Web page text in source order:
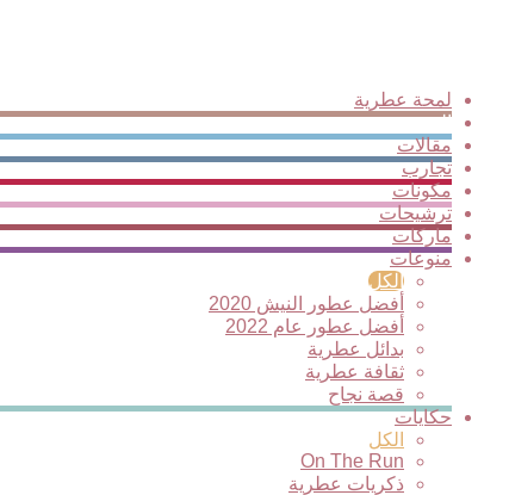
لمحة عطرية
الجديد
مقالات
تجارب
مكونات
ترشيحات
ماركات
منوعات
الكل
أفضل عطور النيش 2020
أفضل عطور عام 2022
بدائل عطرية
ثقافة عطرية
قصة نجاح
حكايات
الكل
On The Run
ذكريات عطرية